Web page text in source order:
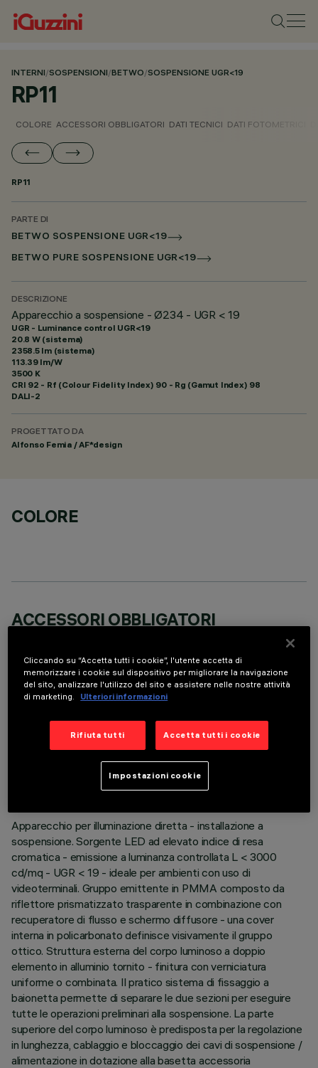
INTERNI/SOSPENSIONI/BETWO/SOSPENSIONE UGR<19
RP11
COLORE ACCESSORI OBBLIGATORI DATI TECNICI DATI FOTOMETRICI
RP11
PARTE DI
BETWO SOSPENSIONE UGR<19
BETWO PURE SOSPENSIONE UGR<19
DESCRIZIONE
Apparecchio a sospensione - Ø234 - UGR < 19
UGR - Luminance control UGR<19
20.8 W (sistema)
2358.5 lm (sistema)
113.39 lm/W
3500 K
CRI 92 - Rf (Colour Fidelity Index) 90 - Rg (Gamut Index) 98
DALI-2
PROGETTATO DA
Alfonso Femia / AF*design
COLORE
ACCESSORI OBBLIGATORI
È necessario ordinare uno degli accessori obbligatori per installare e utilizzare correttamente il
DATI TECNICI
ULTIMO AGGIORNAMENTO: 06/08/2026
Apparecchio per illuminazione diretta - installazione a
sospensione. Sorgente LED ad elevato indice di resa
cromatica - emissione a luminanza controllata L < 3000
cd/mq - UGR < 19 - ideale per ambienti con uso di
videoterminali. Gruppo emittente in PMMA composto da
riflettore prismatizzato trasparente in combinazione con
recuperatore di flusso e schermo diffusore - una cover
interna in policarbonato definisce visivamente il gruppo
ottico. Struttura esterna del corpo luminoso a doppio
elemento in alluminio tornito - finitura con verniciatura
uniforme o combinata. Il pratico sistema di fissaggio a
baionetta permette di separare le due sezioni per eseguire
tutte le operazioni preliminari alla sospensione. La parte
superiore del corpo luminoso è predisposta per la regolazione
in lunghezza, cablaggio e bloccaggio dei cavi di sospensione /
alimentazione in dotazione alla basetta accessoria
Cliccando su “Accetta tutti i cookie”, l'utente accetta di
memorizzare i cookie sul dispositivo per migliorare la navigazione
del sito, analizzare l'utilizzo del sito e assistere nelle nostre attività
di marketing.
Ulteriori informazioni
Rifiuta tutti Accetta tutti i cookie
Impostazioni cookie